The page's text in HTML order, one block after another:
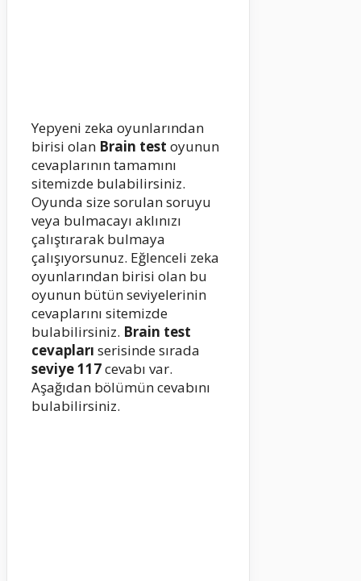
Yepyeni zeka oyunlarından
birisi olan Brain test oyunun
cevaplarının tamamını
sitemizde bulabilirsiniz.
Oyunda size sorulan soruyu
veya bulmacayı aklınızı
çalıştırarak bulmaya
çalışıyorsunuz. Eğlenceli zeka
oyunlarından birisi olan bu
oyunun bütün seviyelerinin
cevaplarını sitemizde
bulabilirsiniz. Brain test
cevapları serisinde sırada
seviye 117cevabı var.
Aşağıdan bölümün cevabını
bulabilirsiniz.